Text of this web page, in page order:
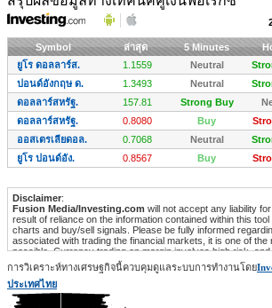
การวิเคราะห์ทางเศรษฐกิจนี้ควบคุมดูแลระบบการทำงานโดย
ประเทศไทย